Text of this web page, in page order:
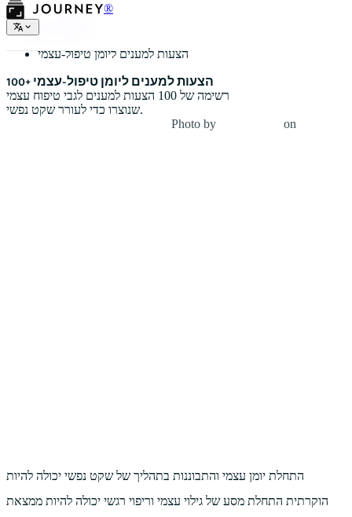
®
משאלי יומן
הצעות למענים ליומן טיפול-עצמי
100+ הצעות למענים ליומן טיפול-עצמי
רשימה של 100 הצעות למענים לגבי טיפוח עצמי
שנוצרו כדי לעורר שקט נפשי.
Photo by
on
התחלת יומן עצמי והתבוננות בתהליך של שקט נפשי יכולה להיות
הוקרתית התחלת מסע של גילוי עצמי וריפוי רגשי יכולה להיות ממצאת